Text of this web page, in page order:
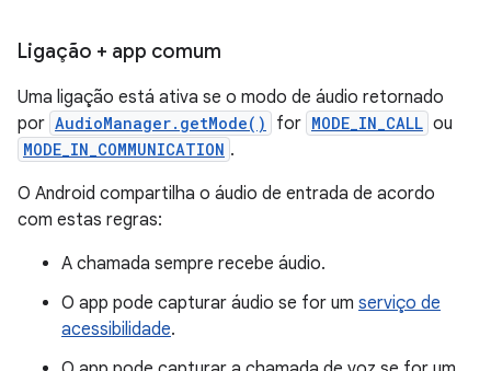
Ligação + app comum
Uma ligação está ativa se o modo de áudio retornado
por AudioManager.getMode() for MODE_IN_CALL ou
MODE_IN_COMMUNICATION .
O Android compartilha o áudio de entrada de acordo
com estas regras:
A chamada sempre recebe áudio.
O app pode capturar áudio se for um serviço de
acessibilidade.